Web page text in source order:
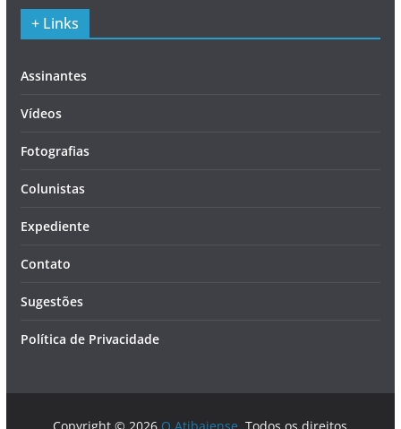
+ Links
Assinantes
Vídeos
Fotografias
Colunistas
Expediente
Contato
Sugestões
Política de Privacidade